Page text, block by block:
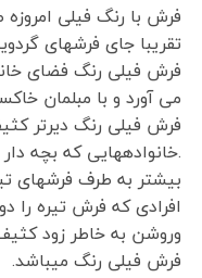
فرش با رنگ فیلی
تقریبا جای فرشهای
فرش فیلی رنگ فضای
می آورد و با مبلمان
فرش فیلی رنگ دیرتر
.خانوادههایی که بچه
بیشتر به طرف فرشهای
افرادی که فرش تیره را
وروشن به خاطر زود
فرش فیلی رنگ میباشد.